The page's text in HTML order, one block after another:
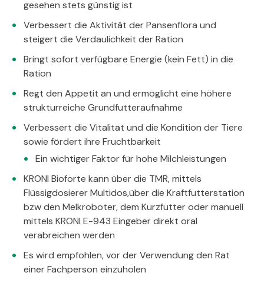
gesehen stets günstig ist
Verbessert die Aktivität der Pansenflora und
steigert die Verdaulichkeit der Ration
Bringt sofort verfügbare Energie (kein Fett) in die
Ration
Regt den Appetit an und ermöglicht eine höhere
strukturreiche Grundfutteraufnahme
Verbessert die Vitalität und die Kondition der Tiere
sowie fördert ihre Fruchtbarkeit
Ein wichtiger Faktor für hohe Milchleistungen
KRONI Bioforte kann über die TMR, mittels
Flüssigdosierer Multidos,über die Kraftfutterstation
bzw den Melkroboter, dem Kurzfutter oder manuell
mittels KRONI E-943 Eingeber direkt oral
verabreichen werden
Es wird empfohlen, vor der Verwendung den Rat
einer Fachperson einzuholen